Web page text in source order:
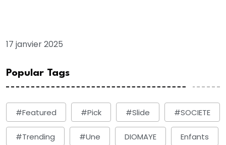
17 janvier 2025
Popular Tags
#Featured #Pick #Slide #SOCIETE
#Trending #une DIOMAYE Enfants